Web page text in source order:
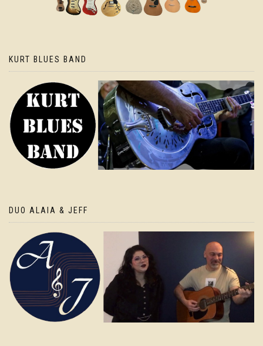
KURT BLUES BAND
DUO ALAIA & JEFF